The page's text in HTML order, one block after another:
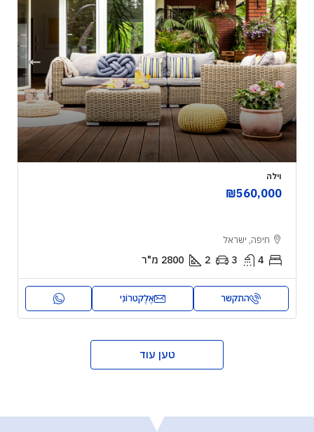
וילה
₪560,000
חיפה, ישראל
4
3
2
2800 מ"ר
התקשר אֶלֶקטרוֹנִי
טען עוד